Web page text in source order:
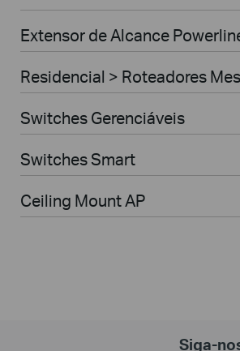
Extensor de Alcance
Residencial > Roteadores
Switches Gerenciáveis
Switches Smart
Ceiling Mount AP
Siga-